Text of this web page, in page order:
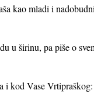
kao mladi i
širinu, pa piše o
i kod Vase Vrtipraškog: